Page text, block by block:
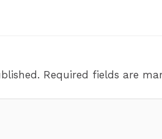
Required fields are